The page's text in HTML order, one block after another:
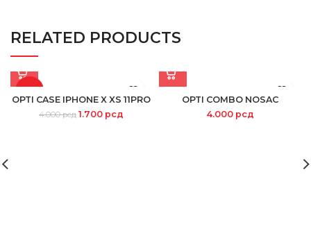
RELATED PRODUCTS
-58%
OPTI CASE IPHONE X XS 11PRO
4.000рсд 1.700 рсд
OPTI COMBO NOSAC
4.000 рсд